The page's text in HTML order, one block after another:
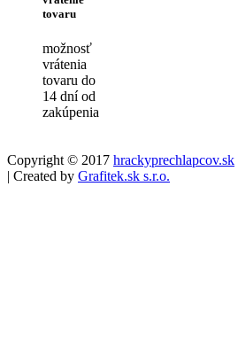
tovaru
možnosť
vrátenia
tovaru do
14 dní od
zakúpenia
Copyright © 2017 hrackyprechlapcov.sk
| Created by Grafitek.sk s.r.o.